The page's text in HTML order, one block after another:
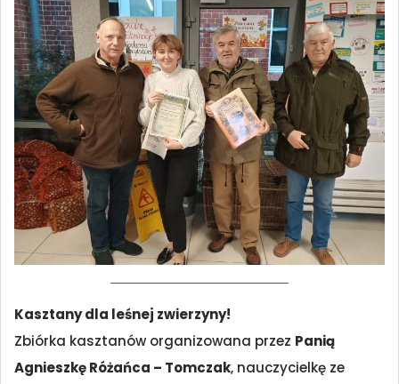
Kasztany dla leśnej zwierzyny!
Zbiórka kasztanów organizowana przez Panią
Agnieszkę Różańca – Tomczak, nauczycielkę ze